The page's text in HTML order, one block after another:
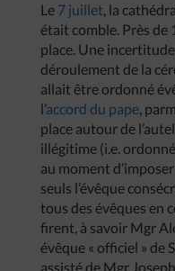
Le 7 juillet, la
était comble. Près de
place. Une
déroulement de la
allait être ordonné
l’accord du pape,
place autour de
illégitime (i.e.
au moment
seuls l’évêque
tous des évêques en
firent, à savoir Mgr
évêque « officiel » de
assisté de Mgr